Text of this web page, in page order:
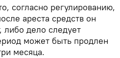
согласно регулированию,
ареста средств он
либо дело следует
может быть продлен
месяца.